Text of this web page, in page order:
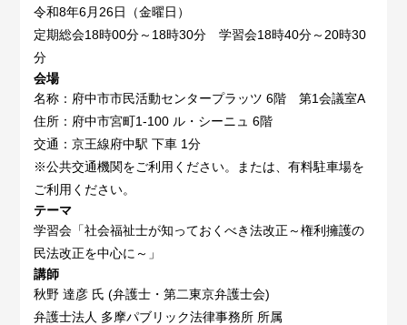
令和8年6月26日（金曜日）
定期総会18時00分～18時30分 学習会18時40分～20時30
分
会場
名称：府中市市民活動センタープラッツ 6階 第1会議室A
住所：府中市宮町1-100 ル・シーニュ 6階
交通：京王線府中駅 下車 1分
※公共交通機関をご利用ください。または、有料駐車場を
ご利用ください。
テーマ
学習会「社会福祉士が知っておくべき法改正～権利擁護の
民法改正を中心に～」
講師
秋野 達彦 氏 (弁護士・第二東京弁護士会)
弁護士法人 多摩パブリック法律事務所 所属